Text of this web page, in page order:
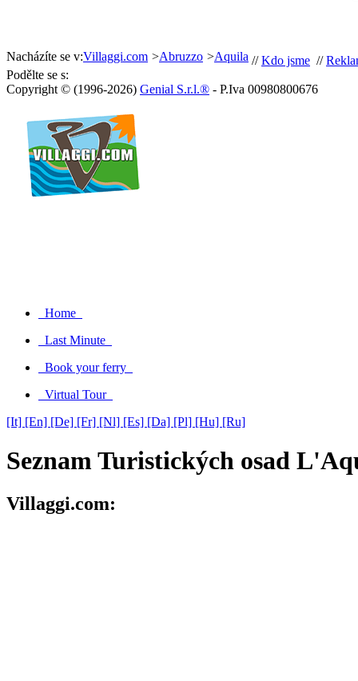
Nacházíte se v:Villaggi.com >Abruzzo >Aquila //Kdo jsme //
Podělte se s:
Copyright © (1996-2026) Genial S.r.l.® - P.Iva 00980800676
Home
Last Minute
Book your ferry
Virtual Tour
[It] [En] [De] [Fr] [Nl] [Es] [Da] [Pl] [Hu] [Ru]
Seznam Turistických osad
Villaggi.com: